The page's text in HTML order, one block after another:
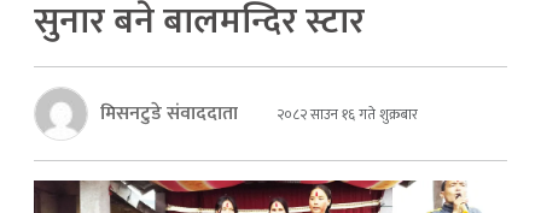
सुनार बने बालमन्दिर स्टार
मिसनटुडे संवाददाता २०८२ साउन १६ गते शुक्रबार